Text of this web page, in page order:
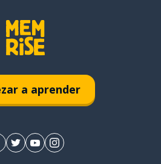
a aprender